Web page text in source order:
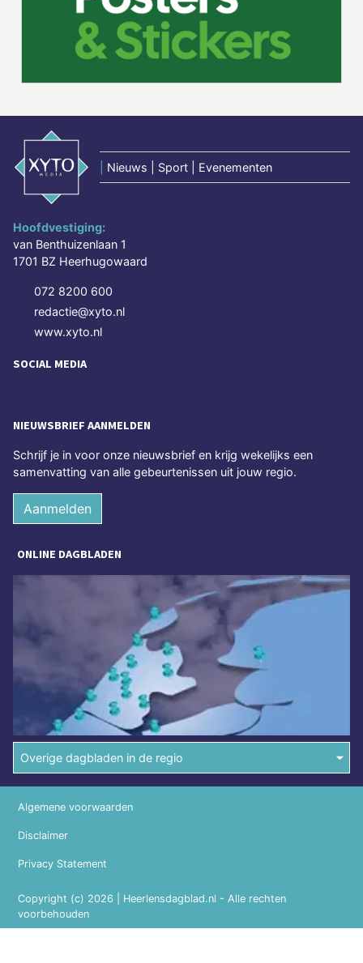
Nieuws | Sport | Evenementen
Hoofdvestiging:
van Benthuizenlaan 1
1701 BZ Heerhugowaard
072 8200 600
redactie@xyto.nl
www.xyto.nl
SOCIAL MEDIA
NIEUWSBRIEF AANMELDEN
Schrijf je in voor onze nieuwsbrief en krijg wekelijks een
samenvatting van alle gebeurtenissen uit jouw regio.
Aanmelden
ONLINE DAGBLADEN
Overige dagbladen in de regio
Copyright (c) 2026 | Heerlensdagblad.nl - Alle rechten
voorbehouden
Algemene voorwaarden
Disclaimer
Privacy Statement